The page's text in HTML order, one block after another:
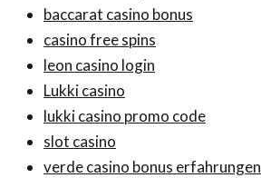
baccarat casino bonus
casino free spins
leon casino login
Lukki casino
lukki casino promo code
slot casino
verde casino bonus erfahrungen